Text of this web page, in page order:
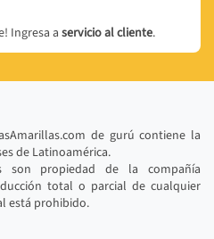
Ingresa a servicio al cliente.
de gurú contiene la
de Latinoamérica.
son propiedad de la compañía
total o parcial de cualquier
está prohibido.